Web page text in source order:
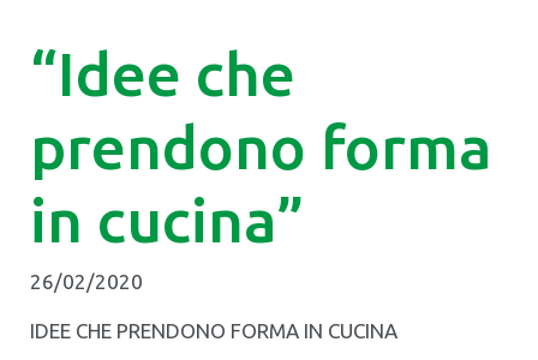
“Idee che
prendono forma
in cucina”
26/02/2020
IDEE CHE PRENDONO FORMA IN CUCINA